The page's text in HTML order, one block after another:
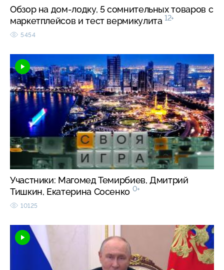
Обзор на дом-лодку, 5 сомнительных товаров с
маркетплейсов и тест вермикулита 12+
5454
Участники: Магомед Темирбиев, Дмитрий
Тишкин, Екатерина Сосенко 0+
10125